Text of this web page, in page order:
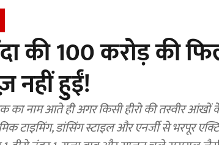
की 100 करोड़ की
नहीं हुईं!
नाम आते ही अगर किसी हीरो की तस्वीर आंखों
टाइमिंग, डांसिंग स्टाइल और एनर्जी से भरपूर